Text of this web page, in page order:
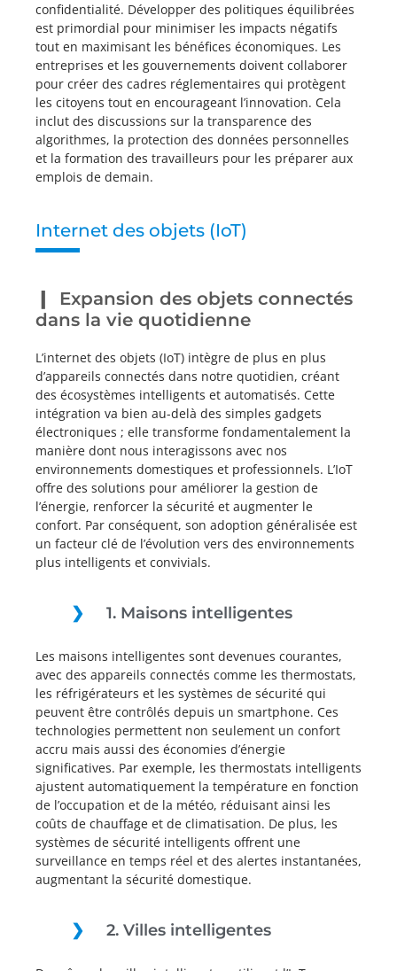
confidentialité. Développer des politiques équilibrées
est primordial pour minimiser les impacts négatifs
tout en maximisant les bénéfices économiques. Les
entreprises et les gouvernements doivent collaborer
pour créer des cadres réglementaires qui protègent
les citoyens tout en encourageant l’innovation. Cela
inclut des discussions sur la transparence des
algorithmes, la protection des données personnelles
et la formation des travailleurs pour les préparer aux
emplois de demain.
Internet des objets (IoT)
Expansion des objets connectés
dans la vie quotidienne
L’internet des objets (IoT) intègre de plus en plus
d’appareils connectés dans notre quotidien, créant
des écosystèmes intelligents et automatisés. Cette
intégration va bien au-delà des simples gadgets
électroniques ; elle transforme fondamentalement la
manière dont nous interagissons avec nos
environnements domestiques et professionnels. L’IoT
offre des solutions pour améliorer la gestion de
l’énergie, renforcer la sécurité et augmenter le
confort. Par conséquent, son adoption généralisée est
un facteur clé de l’évolution vers des environnements
plus intelligents et convivials.
1. Maisons intelligentes
Les maisons intelligentes sont devenues courantes,
avec des appareils connectés comme les thermostats,
les réfrigérateurs et les systèmes de sécurité qui
peuvent être contrôlés depuis un smartphone. Ces
technologies permettent non seulement un confort
accru mais aussi des économies d’énergie
significatives. Par exemple, les thermostats intelligents
ajustent automatiquement la température en fonction
de l’occupation et de la météo, réduisant ainsi les
coûts de chauffage et de climatisation. De plus, les
systèmes de sécurité intelligents offrent une
surveillance en temps réel et des alertes instantanées,
augmentant la sécurité domestique.
2. Villes intelligentes